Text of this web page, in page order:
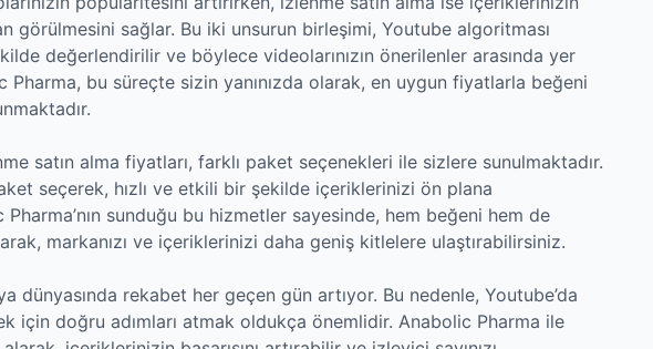
görülmesini sağlar. Bu iki unsurun birleşimi, Youtube algoritması
değerlendirilir ve böylece videolarınızın önerilenler arasında yer
Pharma, bu süreçte sizin yanınızda olarak, en uygun fiyatlarla beğeni
satın alma fiyatları, farklı paket seçenekleri ile sizlere sunulmaktadır.
seçerek, hızlı ve etkili bir şekilde içeriklerinizi ön plana
sunduğu bu hizmetler sayesinde, hem beğeni hem de
markanızı ve içeriklerinizi daha geniş kitlelere ulaştırabilirsiniz.
dünyasında rekabet her geçen gün artıyor. Bu nedenle, Youtube’da
için doğru adımları atmak oldukça önemlidir. Anabolic Pharma ile